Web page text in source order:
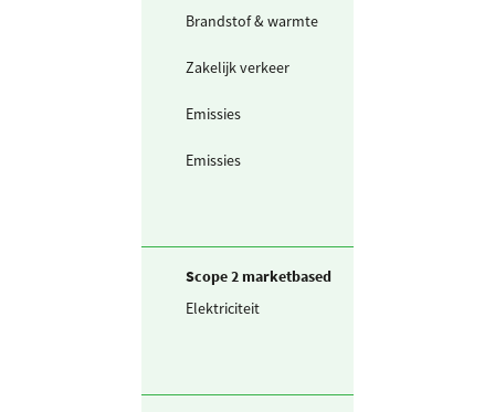
Brandstof & warmte
Zakelijk verkeer
Emissies
Emissies
Scope 2 marketbased
Elektriciteit